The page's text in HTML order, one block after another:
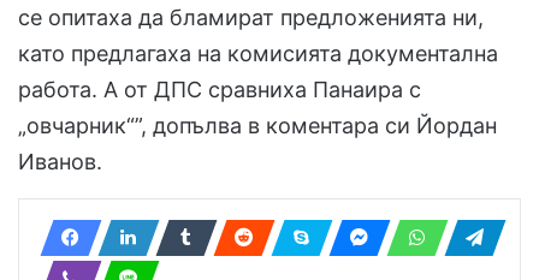
се опитаха да бламират предложенията ни,
като предлагаха на комисията документална
работа. А от ДПС сравниха Панаира с
„овчарник“”, допълва в коментара си Йордан
Иванов.